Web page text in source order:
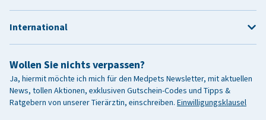
Wollen Sie nichts verpassen?
Ja, hiermit möchte ich mich für den Medpets Newsletter, mit aktuellen
News, tollen Aktionen, exklusiven Gutschein-Codes und Tipps &
Ratgebern von unserer Tierärztin, einschreiben. Einwilligungsklausel
International